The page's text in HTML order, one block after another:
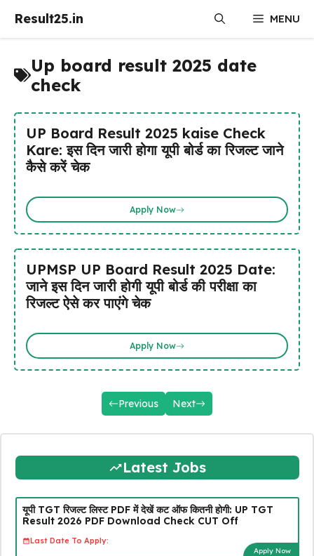
Result25.in MENU
Up board result 2025 date
check
UP Board Result 2025 kaise Check
Kare: इस दिन जारी होगा यूपी बोर्ड का रिजल्ट जाने
कैसे करें चेक
Apply Now
UPMSP UP Board Result 2025 Date:
जाने इस दिन जारी होगी यूपी बोर्ड की परीक्षा का
रिजल्ट ऐसे कर पाएंगे चेक
Apply Now
Previous Next
Latest Jobs
यूपी TGT रिजल्ट लिस्ट PDF में देखें कट ऑफ कितनी होगी: UP TGT
Result 2026 PDF Download Check CUT Off
Last Date To Apply:
Apply Now